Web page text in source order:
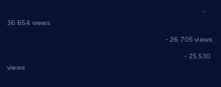
-
36.654 views
- 26.705 views
- 25.530
views